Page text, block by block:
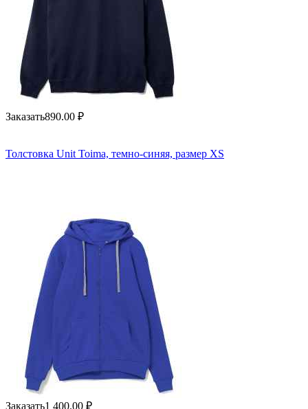
Заказать890.00 ₽
Толстовка Unit Toima, темно-синяя, размер XS
Заказать1 400.00 ₽